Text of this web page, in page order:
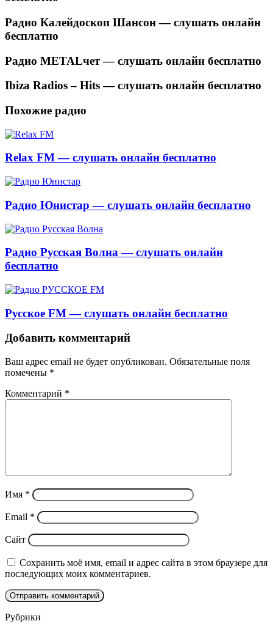
Радио Калейдоскоп Шансон — слушать онлайн
бесплатно
Радио METALчет — слушать онлайн бесплатно
Ibiza Radios – Hits — слушать онлайн бесплатно
Похожие радио
Relax FM — слушать онлайн бесплатно
Радио Юнистар — слушать онлайн бесплатно
Радио Русская Волна — слушать онлайн
бесплатно
Русское FM — слушать онлайн бесплатно
Добавить комментарий
Ваш адрес email не будет опубликован. Обязательные поля
помечены *
Комментарий *
Имя *
Email *
Сайт
Сохранить моё имя, email и адрес сайта в этом браузере для
последующих моих комментариев.
Рубрики